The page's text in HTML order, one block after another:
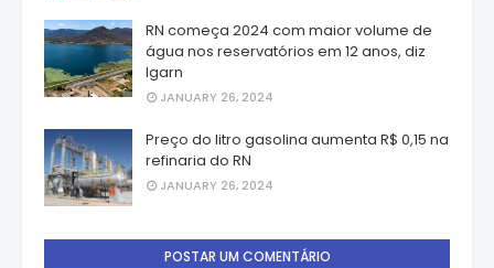
RN começa 2024 com maior volume de
água nos reservatórios em 12 anos, diz
Igarn
JANUARY 26, 2024
Preço do litro gasolina aumenta R$ 0,15 na
refinaria do RN
JANUARY 26, 2024
POSTAR UM COMENTÁRIO